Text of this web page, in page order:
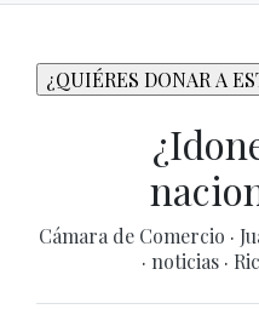
Cámara de Comercio ·
· noticias ·